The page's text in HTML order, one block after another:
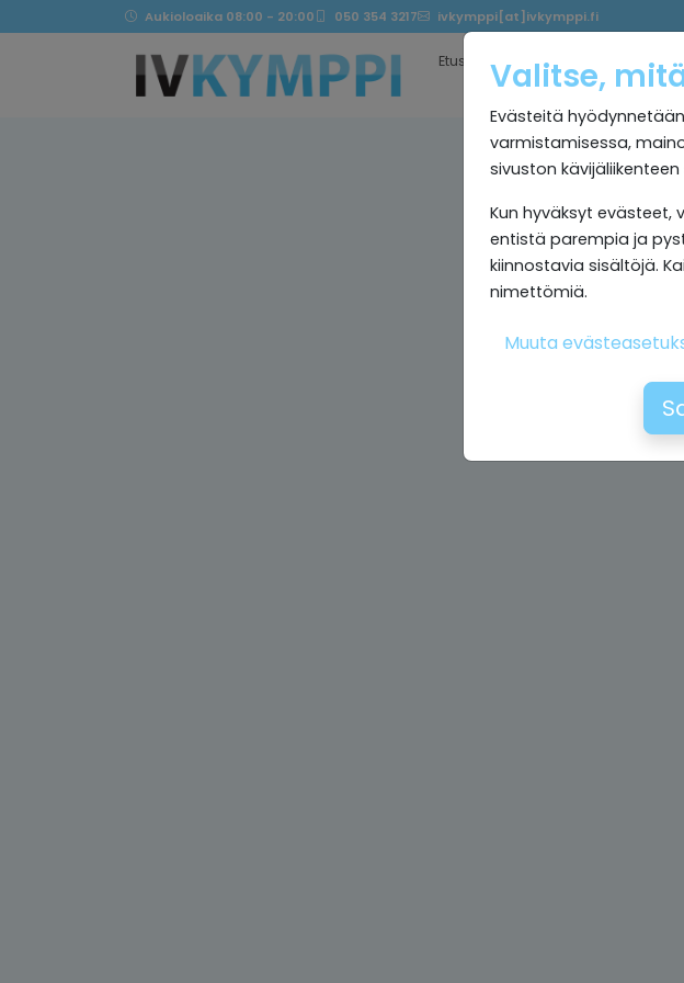
Aukioloaika 08:00 - 20:00 050 354 3217 ivkymppi[at]ivkymppi.fi
Etusivu Palvelumme
sisäilma
Valitse,
Evästeitä
varmistamisessa,
sivuston
Kun hyväksyt
entistä parempia ja
kiinnostavia sisältöjä.
nimettömiä.
Muuta